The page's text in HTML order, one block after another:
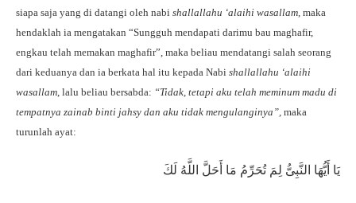
siapa saja yang di datangi oleh nabi shallallahu ‘alaihi wasallam, maka
hendaklah ia mengatakan “Sungguh mendapati darimu bau maghafir,
engkau telah memakan maghafir”, maka beliau mendatangi salah seorang
dari keduanya dan ia berkata hal itu kepada Nabi shallallahu ‘alaihi
wasallam, lalu beliau bersabda: “Tidak, tetapi aku telah meminum madu di
tempatnya zainab binti jahsy dan aku tidak mengulanginya”, maka
turunlah ayat:
يَا أَيُّهَا النَّبِىُّ لِمَ تُحَرِّمُ مَا أَحَلَّ اللَّهُ لَكَ